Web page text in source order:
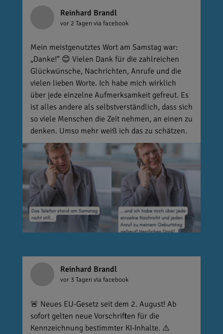
Reinhard Brandl
vor 2 Tagen via facebook
Mein meistgenutztes Wort am Samstag war:
„Danke!“ 😊 Vielen Dank für die zahlreichen
Glückwünsche, Nachrichten, Anrufe und die
vielen lieben Worte. Ich habe mich wirklich
über jede einzelne Aufmerksamkeit gefreut. Es
ist alles andere als selbstverständlich, dass sich
so viele Menschen die Zeit nehmen, an einen zu
denken. Umso mehr weiß ich das zu schätzen.
Reinhard Brandl
vor 3 Tagen via facebook
🚨 Neues EU-Gesetz seit dem 2. August! Ab
sofort gelten neue Vorschriften für die
Kennzeichnung bestimmter KI-Inhalte. ⚠️